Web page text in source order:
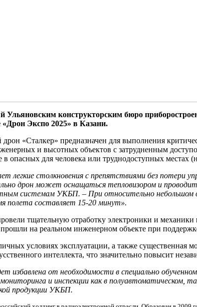
конструкторским бюро
Экспо 2025» в Казани.
«Сталкер» предназначен для выполнения
и высотных объектов с затрудненным
опасных для человека или труднодоступных местах
легкие столкновения с препятствиями без потери
дрон может оснащаться тепловизором и
системам УКБП. – При относительно небольшом
полета составляет 15-20 минут».
тщательную отработку электроники и
на реальном инженерном объекте при
условиях эксплуатации, а также существенная
интеллекта, что значительно повысит
избавлена от необходимости в специально
и инспекции как в полуавтоматическом,
продукции УКБП.